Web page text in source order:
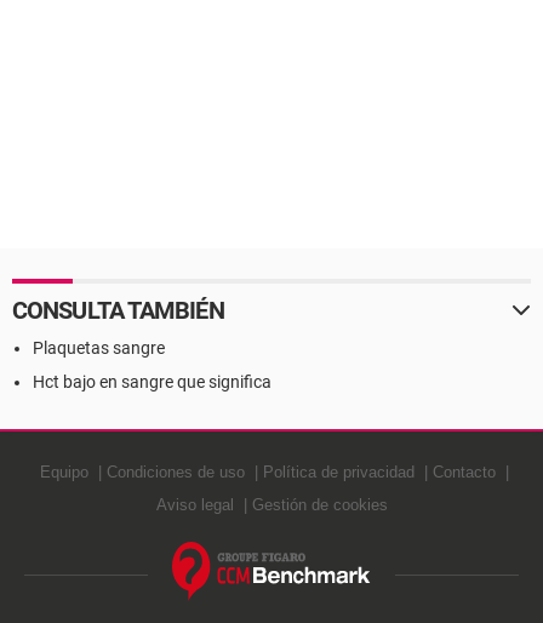
CONSULTA TAMBIÉN
Plaquetas sangre
Hct bajo en sangre que significa
Equipo Condiciones de uso Política de privacidad
Contacto
Aviso legal
Gestión de cookies